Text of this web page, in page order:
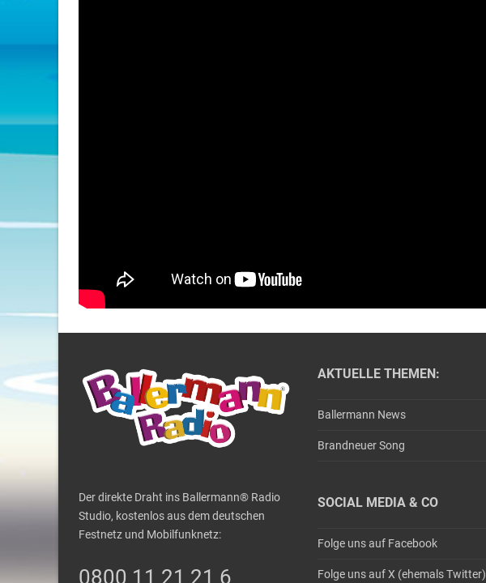
Der direkte Draht ins Ballermann® Radio
Studio, kostenlos aus dem deutschen
Festnetz und Mobilfunknetz:
0800 11 21 21 6
AKTUELLE THEMEN:
Ballermann News
Brandneuer Song
SOCIAL MEDIA & CO
Folge uns auf Facebook
Folge uns auf X (ehemals Twitter)